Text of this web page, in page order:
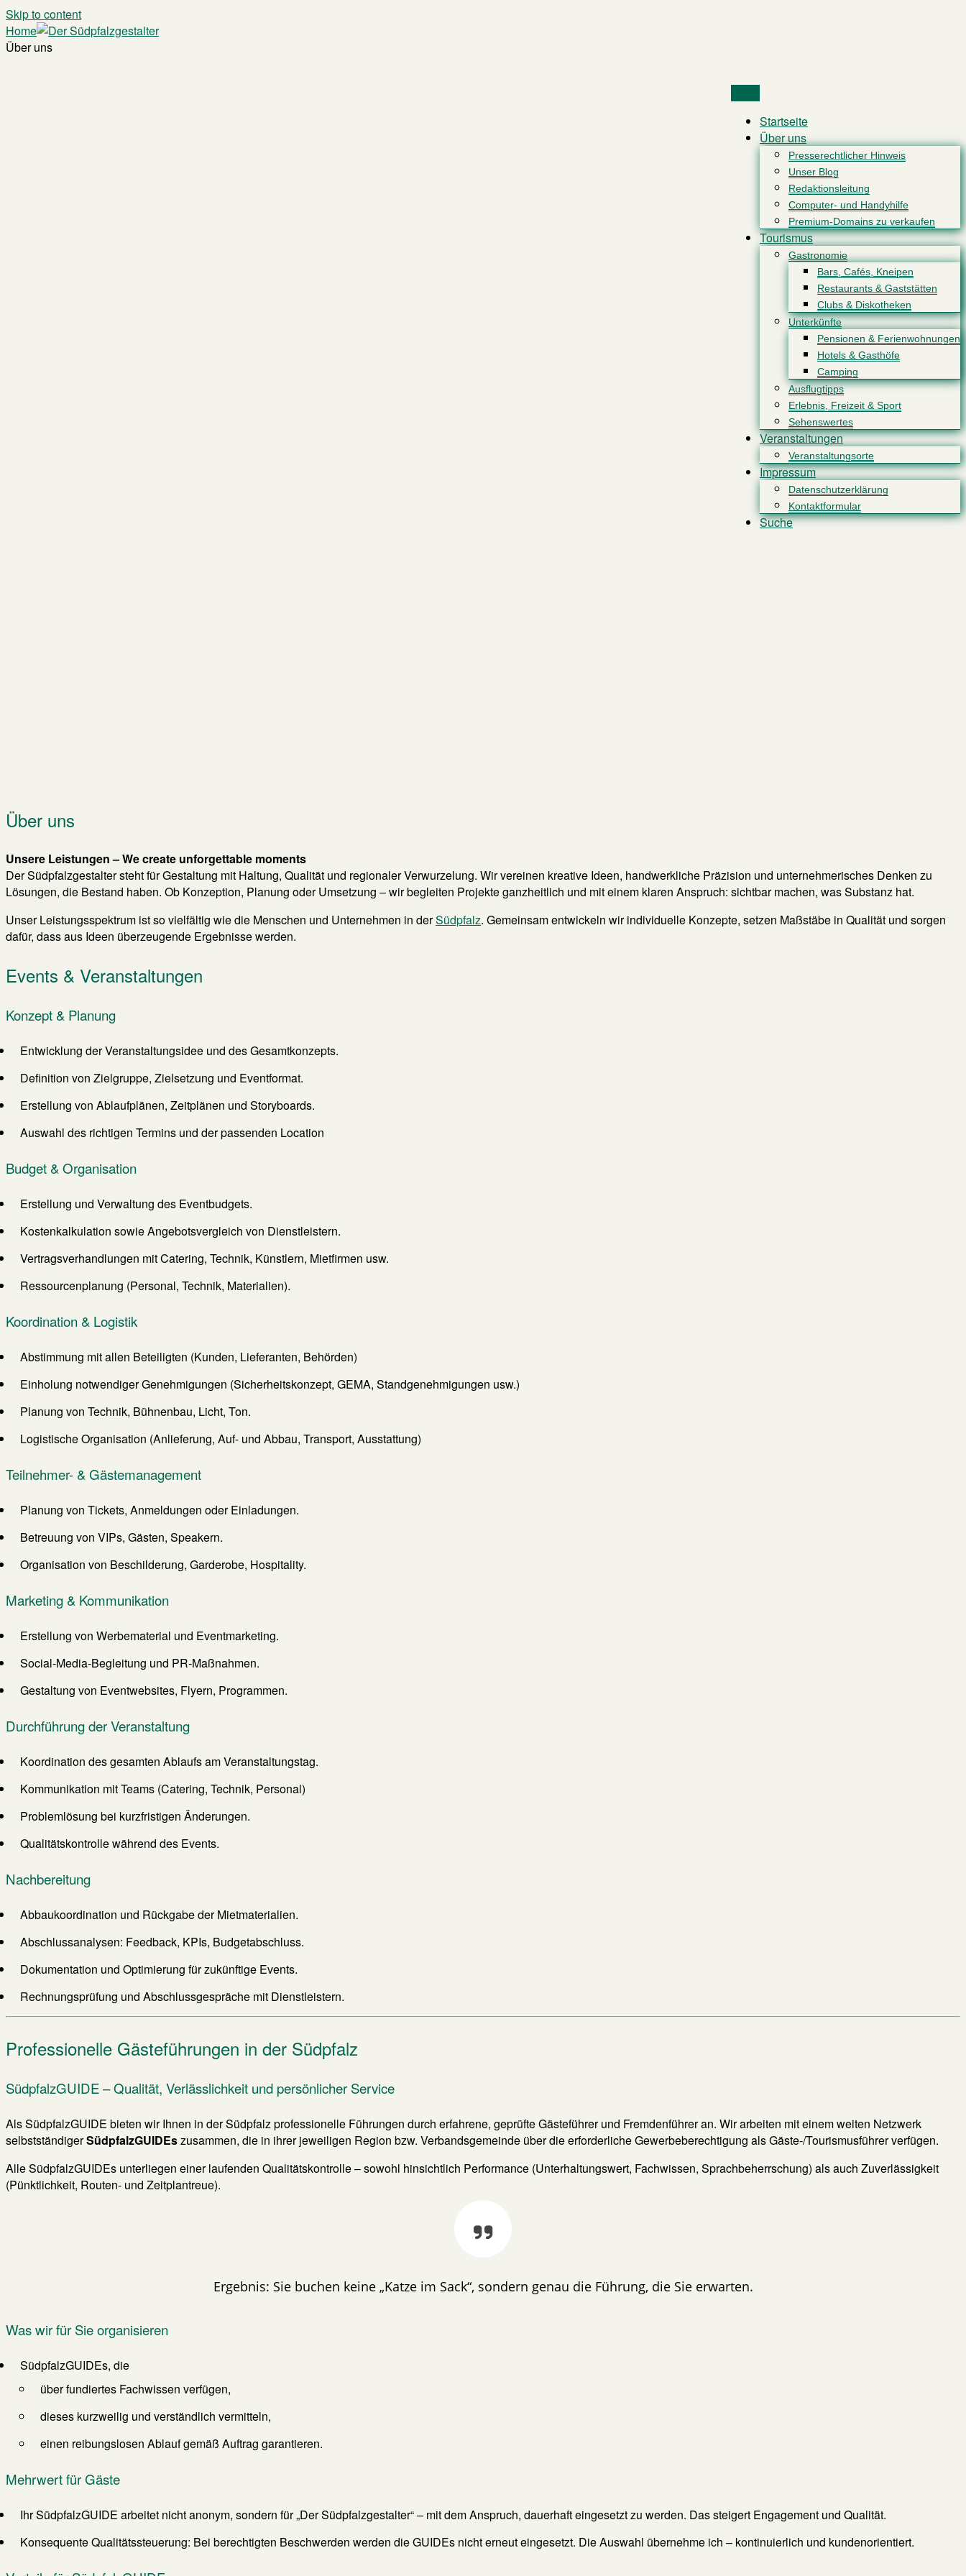
Skip to content
Home
Startseite
Über uns
Presserechtlicher Hinweis
Unser Blog
Redaktionsleitung
Computer- und Handyhilfe
Premium-Domains zu verkaufen
Tourismus
Gastronomie
Bars, Cafés, Kneipen
Restaurants & Gaststätten
Clubs & Diskotheken
Unterkünfte
Pensionen & Ferienwohnungen
Hotels & Gasthöfe
Camping
Ausflugtipps
Erlebnis, Freizeit & Sport
Sehenswertes
Veranstaltungen
Veranstaltungsorte
Impressum
Datenschutzerklärung
Kontaktformular
Suche
Über uns
Über uns
Unsere Leistungen – We create unforgettable moments
Der Südpfalzgestalter steht für Gestaltung mit Haltung, Qualität und regionaler Verwurzelung. Wir vereinen kreative Ideen, handwerkliche Präzision und unternehmerisches Denken zu
Lösungen, die Bestand haben. Ob Konzeption, Planung oder Umsetzung – wir begleiten Projekte ganzheitlich und mit einem klaren Anspruch: sichtbar machen, was Substanz hat.
Unser Leistungsspektrum ist so vielfältig wie die Menschen und Unternehmen in derSüdpfalz. Gemeinsam entwickeln wir individuelle Konzepte, setzen Maßstäbe in Qualität und sorgen
dafür, dass aus Ideen überzeugende Ergebnisse werden.
Events & Veranstaltungen
Konzept & Planung
Entwicklung der Veranstaltungsidee und des Gesamtkonzepts.
Definition von Zielgruppe, Zielsetzung und Eventformat.
Erstellung von Ablaufplänen, Zeitplänen und Storyboards.
Auswahl des richtigen Termins und der passenden Location
Budget & Organisation
Erstellung und Verwaltung des Eventbudgets.
Kostenkalkulation sowie Angebotsvergleich von Dienstleistern.
Vertragsverhandlungen mit Catering, Technik, Künstlern, Mietfirmen usw.
Ressourcenplanung (Personal, Technik, Materialien).
Koordination & Logistik
Abstimmung mit allen Beteiligten (Kunden, Lieferanten, Behörden)
Einholung notwendiger Genehmigungen (Sicherheitskonzept, GEMA, Standgenehmigungen usw.)
Planung von Technik, Bühnenbau, Licht, Ton.
Logistische Organisation (Anlieferung, Auf- und Abbau, Transport, Ausstattung)
Teilnehmer- & Gästemanagement
Planung von Tickets, Anmeldungen oder Einladungen.
Betreuung von VIPs, Gästen, Speakern.
Organisation von Beschilderung, Garderobe, Hospitality.
Marketing & Kommunikation
Erstellung von Werbematerial und Eventmarketing.
Social-Media-Begleitung und PR-Maßnahmen.
Gestaltung von Eventwebsites, Flyern, Programmen.
Durchführung der Veranstaltung
Koordination des gesamten Ablaufs am Veranstaltungstag.
Kommunikation mit Teams (Catering, Technik, Personal)
Problemlösung bei kurzfristigen Änderungen.
Qualitätskontrolle während des Events.
Nachbereitung
Abbaukoordination und Rückgabe der Mietmaterialien.
Abschlussanalysen: Feedback, KPIs, Budgetabschluss.
Dokumentation und Optimierung für zukünftige Events.
Rechnungsprüfung und Abschlussgespräche mit Dienstleistern.
Professionelle Gästeführungen in der Südpfalz
SüdpfalzGUIDE – Qualität, Verlässlichkeit und persönlicher Service
Als SüdpfalzGUIDE bieten wir Ihnen in der Südpfalz professionelle Führungen durch erfahrene, geprüfte Gästeführer und Fremdenführer an. Wir arbeiten mit einem weiten Netzwerk
selbstständigerSüdpfalzGUIDEszusammen, die in ihrer jeweiligen Region bzw. Verbandsgemeinde über die erforderliche Gewerbeberechtigung als Gäste-/Tourismusführer verfügen.
Alle SüdpfalzGUIDEs unterliegen einer laufenden Qualitätskontrolle – sowohl hinsichtlich Performance (Unterhaltungswert, Fachwissen, Sprachbeherrschung) als auch Zuverlässigkeit
(Pünktlichkeit, Routen- und Zeitplan­treue).
Ergebnis: Sie buchen keine „Katze im Sack“, sondern genau die Führung, die Sie erwarten.
Was wir für Sie organisieren
SüdpfalzGUIDEs, die
über fundiertes Fachwissen verfügen,
dieses kurzweilig und verständlich vermitteln,
einen reibungslosen Ablauf gemäß Auftrag garantieren.
Mehrwert für Gäste
Ihr SüdpfalzGUIDE arbeitet nicht anonym, sondern für „Der Südpfalzgestalter“ – mit dem Anspruch, dauerhaft eingesetzt zu werden. Das steigert Engagement und Qualität.
Konsequente Qualitätssteuerung: Bei berechtigten Beschwerden werden die GUIDEs nicht erneut eingesetzt. Die Auswahl übernehme ich – kontinuierlich und kundenorientiert.